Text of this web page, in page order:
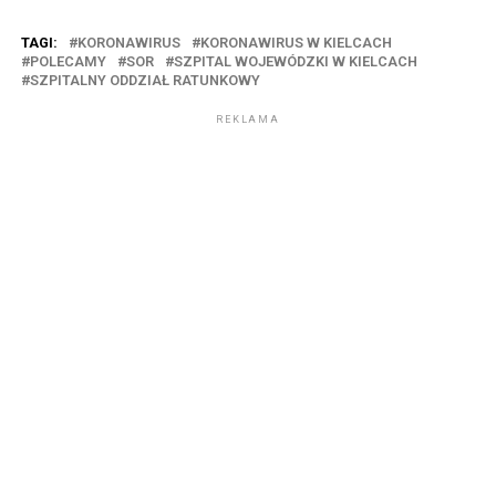
TAGI: KORONAWIRUS
KORONAWIRUS W KIELCACH
POLECAMY
SOR
SZPITAL WOJEWÓDZKI W KIELCACH
SZPITALNY ODDZIAŁ RATUNKOWY
REKLAMA